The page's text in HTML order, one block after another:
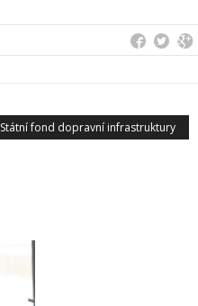
Státní fond dopravní infrastruktury